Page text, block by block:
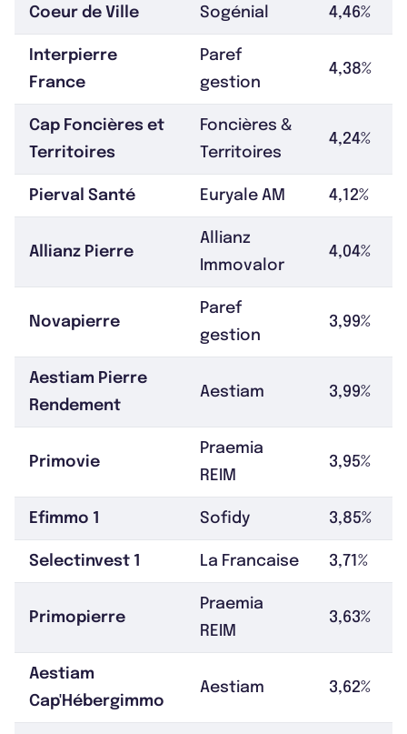
Coeur de Ville Sogénial 4,46%
Interpierre
France
Paref
gestion
4,38%
Cap Foncières et
Territoires
Foncières &
Territoires
4,24%
Pierval Santé Euryale AM 4,12%
Allianz Pierre
Allianz
Immovalor
4,04%
Novapierre
Paref
gestion
3,99%
Aestiam Pierre
Rendement
Aestiam 3,99%
Primovie
Praemia
REIM
3,95%
Efimmo 1 Sofidy 3,85%
Selectinvest 1 La Francaise 3,71%
Primopierre
Praemia
REIM
3,63%
Aestiam
Cap'Hébergimmo
Aestiam 3,62%